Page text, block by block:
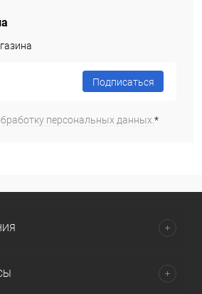
Подписаться
персональных данных.*